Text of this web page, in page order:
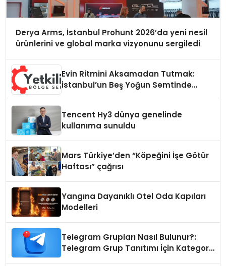
Derya Arms, İstanbul Prohunt 2026’da yeni nesil
ürünlerini ve global marka vizyonunu sergiledi
Evin Ritmini Aksamadan Tutmak:
İstanbul’un Beş Yoğun Semtinde
Tencent Hy3 dünya genelinde
kullanıma sunuldu
Mars Türkiye’den “Köpeğini İşe Götür
Haftası” çağrısı
Yangına Dayanıklı Otel Oda Kapıları
Modelleri
Telegram Grupları Nasıl Bulunur?:
Telegram Grup Tanıtımı İçin Kategori